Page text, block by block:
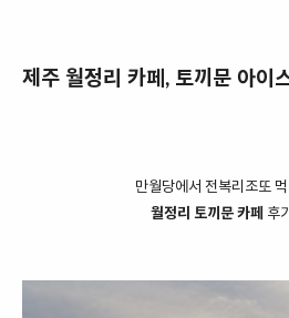
제주 월정리 카페, 토끼문 아이
만월당에서 전복리조또
월정리 토끼문 카페
후